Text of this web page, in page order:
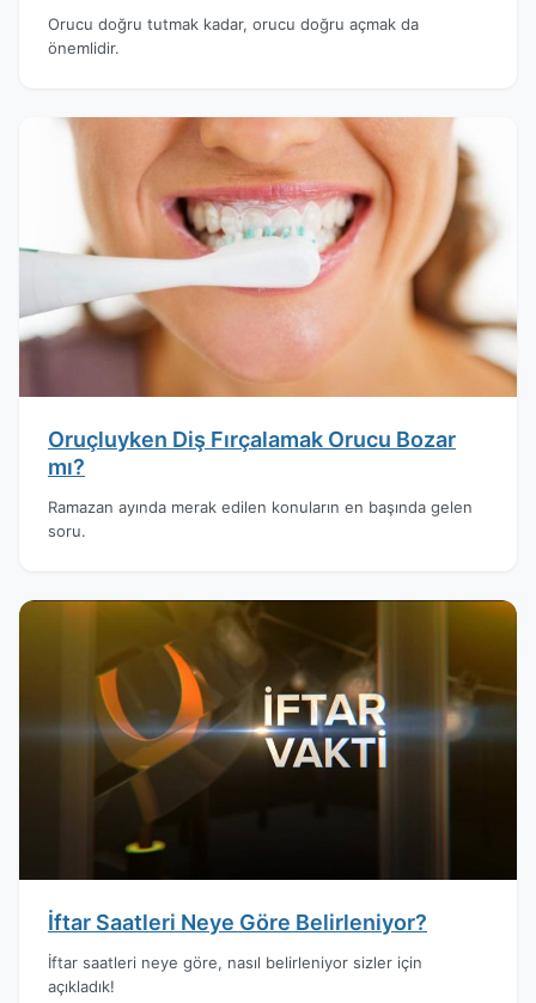
Orucu doğru tutmak kadar, orucu doğru açmak da
önemlidir.
Oruçluyken Diş Fırçalamak Orucu Bozar
mı?
Ramazan ayında merak edilen konuların en başında gelen
soru.
İftar Saatleri Neye Göre Belirleniyor?
İftar saatleri neye göre, nasıl belirleniyor sizler için
açıkladık!